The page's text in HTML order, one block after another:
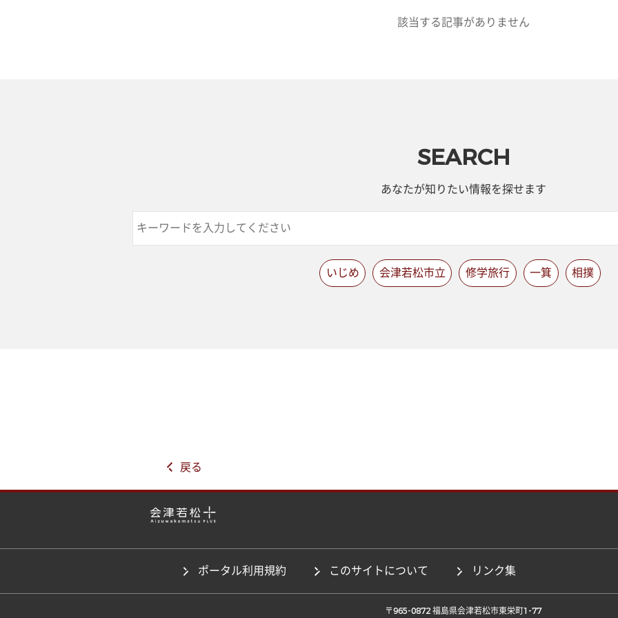
該当する記事がありません
SEARCH
あなたが知りたい情報を探せます
いじめ 会津若松市立 修学旅行 一箕 相撲
戻る
ポータル利用規約 このサイトについて リンク集
〒965-0872 福島県会津若松市東栄町1-77